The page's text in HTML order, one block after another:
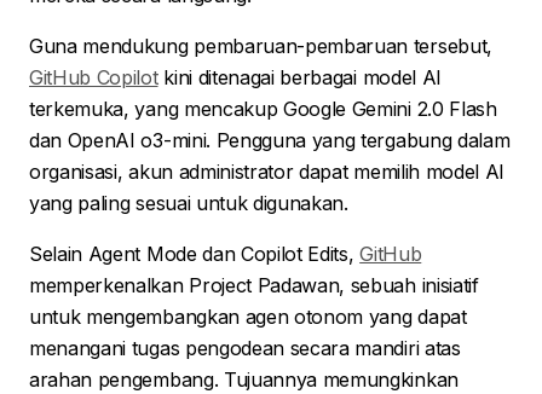
Guna mendukung pembaruan-pembaruan tersebut,
GitHub Copilotkini ditenagai berbagai model AI
terkemuka, yang mencakup Google Gemini 2.0 Flash
dan OpenAI o3-mini. Pengguna yang tergabung dalam
organisasi, akun administrator dapat memilih model AI
yang paling sesuai untuk digunakan.
Selain Agent Mode dan Copilot Edits,GitHub
memperkenalkan Project Padawan, sebuah inisiatif
untuk mengembangkan agen otonom yang dapat
menangani tugas pengodean secara mandiri atas
arahan pengembang. Tujuannya memungkinkan